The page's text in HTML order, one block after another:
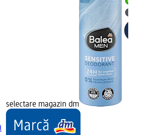
selectare magazin dm